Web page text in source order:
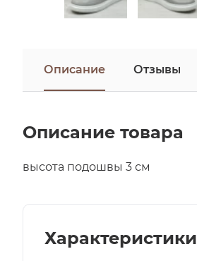
Описание Отзывы
Описание товара
высота подошвы 3 см
Характеристики